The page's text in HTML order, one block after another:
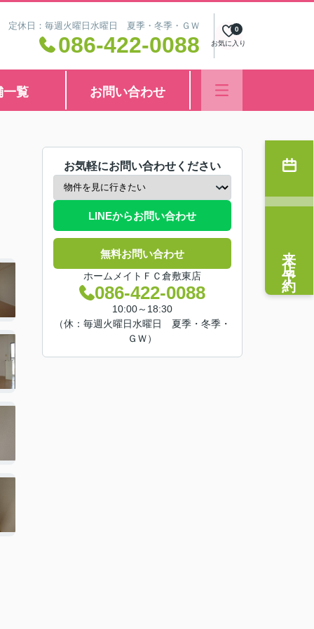
定休日：毎週火曜日水曜日 夏季・冬季・ＧＷ
086-422-0088 お気に入り
0
一覧 お問い合わせ
お気軽にお問い合わせください
LINEからお問い合わせ
無料お問い合わせ
ホームメイトＦＣ倉敷東店
086-422-0088
10:00～18:30
（休：毎週火曜日水曜日 夏季・冬季・
ＧＷ）
来店予約